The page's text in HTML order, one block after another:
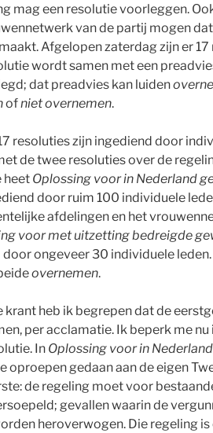
mag een resolutie voorleggen.
van de partij mogen
Afgelopen zaterdag zijn er
wordt samen met een
dat preadvies kan luiden
ofniet overnemen.
resoluties zijn ingediend door
de twee resoluties over de
heet Oplossing voor in Nederland
door ruim 100 individuele
afdelingen en het
voor met uitzetting bedreigde
door ongeveer 30 individuele
overnemen.
krant heb ik begrepen dat de
per acclamatie. Ik beperk me nu
In Oplossing voor in
oproepen gedaan aan de eigen
de regeling moet voor
gevallen waarin de
heroverwogen. Die regeling